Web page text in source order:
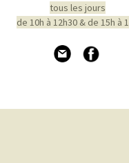
tous les jours
de 10h à 12h30 & de 15h à